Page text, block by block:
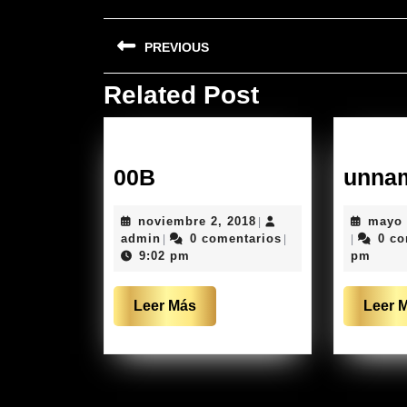
Navegación
de
entradas
PREVIOUS
Entrada
anterior:
Related Post
00B
noviembre 2, 2018 noviembre
2,
admin admin0 comentarios
9:02 pm
Leer MásLeer
Más
mayo
0
pm
Leer